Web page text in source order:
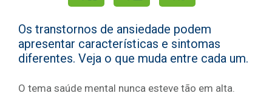
Os transtornos de ansiedade podem
apresentar características e sintomas
diferentes. Veja o que muda entre cada um.
O tema saúde mental nunca esteve tão em alta.